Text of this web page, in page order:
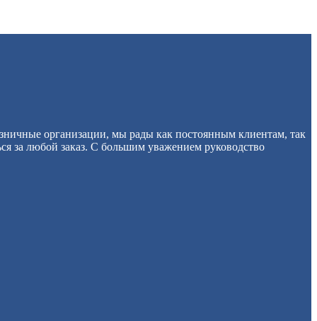
организации, мы рады как постоянным клиентам, так
за любой заказ. С большим уважением руководство